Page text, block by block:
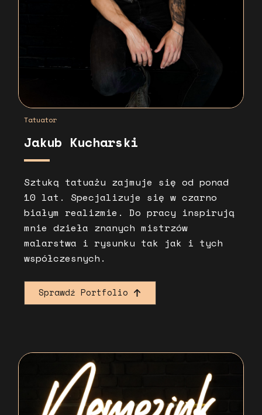
Tatuator
Jakub Kucharski
Sztuką tatuażu zajmuje się od ponad
10 lat. Specjalizuje się w czarno
białym realizmie. Do pracy inspirują
mnie dzieła znanych mistrzów
malarstwa i rysunku tak jak i tych
współczesnych.
Sprawdź Portfolio